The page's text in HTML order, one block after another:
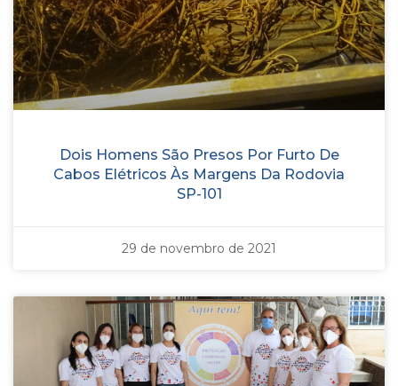
Dois Homens São Presos Por Furto De
Cabos Elétricos Às Margens Da Rodovia
SP-101
29 de novembro de 2021